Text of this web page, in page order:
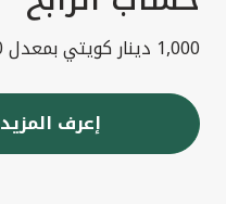
1,000 دينار كويتي بمعدل 30 رابح شهريا
إعرف المزيد